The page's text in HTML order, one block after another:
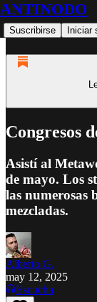
ANTINODO
Suscribirse Iniciar
Congresos
Asistí al
de mayo. Los
las numerosas
mezcladas.
Alberto G.
may 12, 2025
Escucha